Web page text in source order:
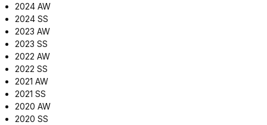
2024 AW
2024 SS
2023 AW
2023 SS
2022 AW
2022 SS
2021 AW
2021 SS
2020 AW
2020 SS